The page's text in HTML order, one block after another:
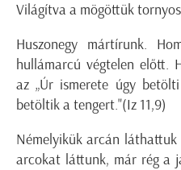
Világítva a mögöttük
Huszonegy mártírunk.
hullámarcú végtelen előtt.
az„Úr ismerete úgy
betöltik a tengert."(Iz 11,9)
Némelyikük arcán
arcokat láttunk, már rég a